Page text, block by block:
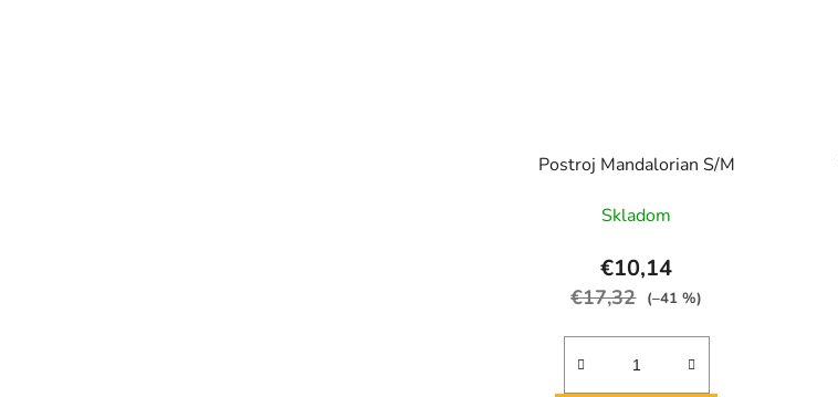
Postroj Mandalorian S/M
Skladom
€10,14
€17,32 (–41 %)